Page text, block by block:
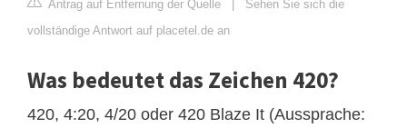
Antrag auf Entfernung der Quelle | Sehen Sie sich die
vollständige Antwort auf placetel.de an
Was bedeutet das Zeichen 420?
420, 4:20, 4/20 oder 420 Blaze It (Aussprache: